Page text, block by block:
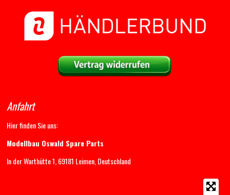
Anfahrt
Hier finden Sie uns:
Modellbau Oswald Spare Parts
In der Warthütte 1, 69181 Leimen, Deutschland